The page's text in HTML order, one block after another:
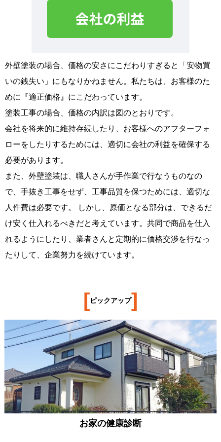
外壁塗装の場合、価格の安さにこだわりすぎると「安物買
いの銭失い」にもなりかねません。私たちは、お客様のた
めに『適正価格』にこだわっています。
塗装工事の場合、価格の内訳は図のとおりです。
会社を将来的に維持存続したり、お客様へのアフターフォ
ローをしたりするためには、適切に会社の利益を確保する
必要があります。
また、外壁塗装は、職人さんが手作業で行なうものなの
で、手抜き工事をせず、工事品質を保つためには、適切な
人件費は必要です。 しかし、原価となる部分は、できるだ
け安く仕入れるべきだと考えています。共同で商品を仕入
れるようにしたり、業者さんと定期的に価格交渉を行なっ
たりして、企業努力を続けています。
[ピックアップ]
お家の健康診断